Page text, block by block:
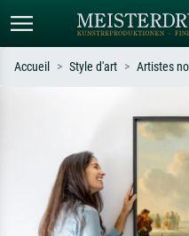
Recherchez par artiste, titre ou style –
ex. Monet, Nuit étoilée,
impressionnisme, vague de Hokusai,
nu.
Accueil Style d'art Artistes